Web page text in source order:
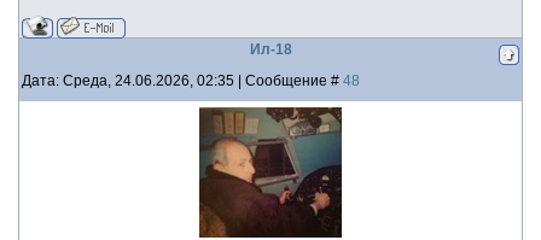
Ил-18
Дата: Среда, 24.06.2026, 02:35 | Сообщение # 48